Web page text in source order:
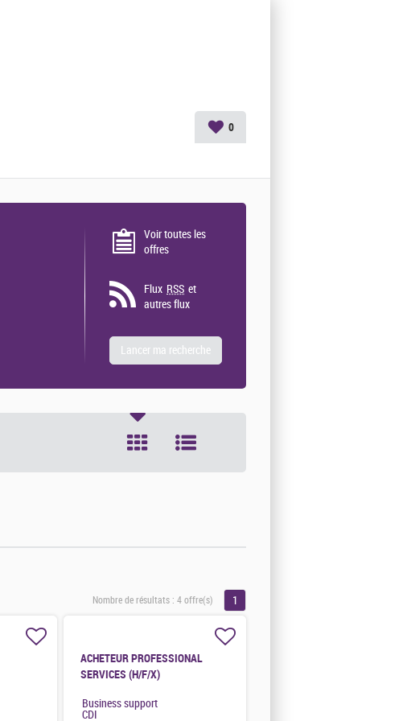
0
Voir toutes les
offres
Flux RSS et
autres flux
Nombre de résultats : 4 offre(s) 1
ACHETEUR PROFESSIONAL
SERVICES (H/F/X)
Business support
CDI